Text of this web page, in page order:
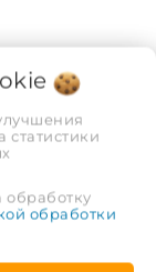
статистики
обработку
обработки